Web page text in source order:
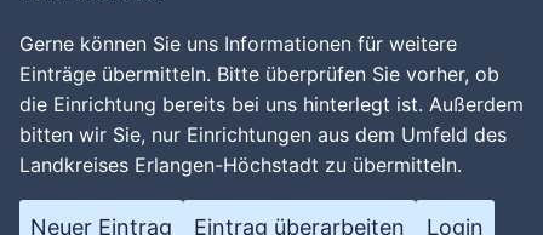
Gerne können Sie uns Informationen für weitere
Einträge übermitteln. Bitte überprüfen Sie vorher, ob
die Einrichtung bereits bei uns hinterlegt ist. Außerdem
bitten wir Sie, nur Einrichtungen aus dem Umfeld des
Landkreises Erlangen-Höchstadt zu übermitteln.
Neuer Eintrag Eintrag überarbeiten Login